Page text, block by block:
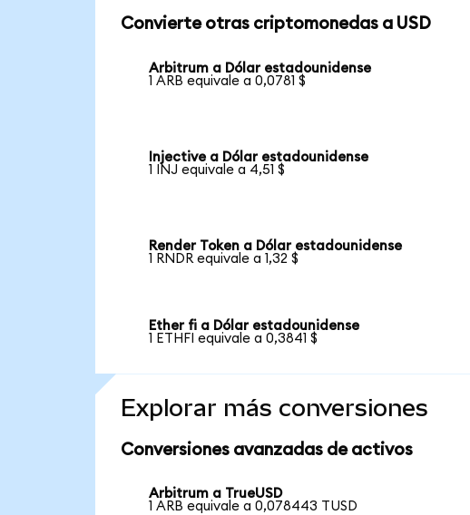
Convierte otras criptomonedas a USD
Arbitrum a Dólar estadounidense
1 ARB equivale a 0,0781 $
Injective a Dólar estadounidense
1 INJ equivale a 4,51 $
Render Token a Dólar estadounidense
1 RNDR equivale a 1,32 $
Ether fi a Dólar estadounidense
1 ETHFI equivale a 0,3841 $
Explorar más conversiones
Conversiones avanzadas de activos
Arbitrum a TrueUSD
1 ARB equivale a 0,078443 TUSD